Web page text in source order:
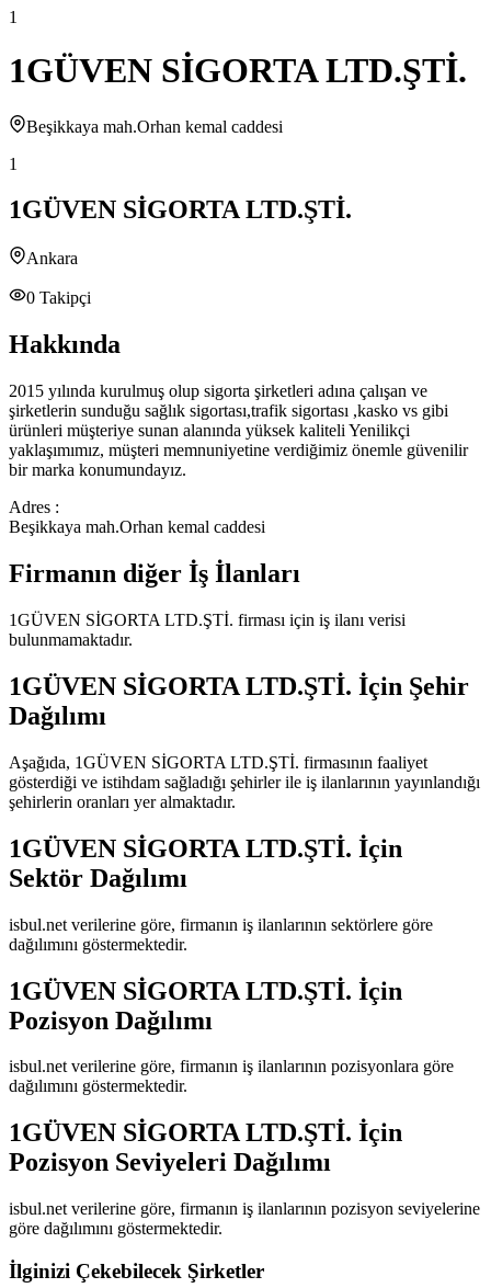
1
1GÜVEN SİGORTA LTD.ŞTİ.
Beşikkaya mah.Orhan kemal caddesi
1
1GÜVEN SİGORTA LTD.ŞTİ.
Ankara
0 Takipçi
Hakkında
2015 yılında kurulmuş olup sigorta şirketleri adına çalışan ve
şirketlerin sunduğu sağlık sigortası,trafik sigortası ,kasko vs gibi
ürünleri müşteriye sunan alanında yüksek kaliteli Yenilikçi
yaklaşımımız, müşteri memnuniyetine verdiğimiz önemle güvenilir
bir marka konumundayız.
Adres :
Beşikkaya mah.Orhan kemal caddesi
Firmanın diğer İş İlanları
1GÜVEN SİGORTA LTD.ŞTİ. firması için iş ilanı verisi
bulunmamaktadır.
1GÜVEN SİGORTA LTD.ŞTİ. İçin Şehir
Dağılımı
Aşağıda, 1GÜVEN SİGORTA LTD.ŞTİ. firmasının faaliyet
gösterdiği ve istihdam sağladığı şehirler ile iş ilanlarının yayınlandığı
şehirlerin oranları yer almaktadır.
1GÜVEN SİGORTA LTD.ŞTİ. İçin
Sektör Dağılımı
isbul.net verilerine göre, firmanın iş ilanlarının sektörlere göre
dağılımını göstermektedir.
1GÜVEN SİGORTA LTD.ŞTİ. İçin
Pozisyon Dağılımı
isbul.net verilerine göre, firmanın iş ilanlarının pozisyonlara göre
dağılımını göstermektedir.
1GÜVEN SİGORTA LTD.ŞTİ. İçin
Pozisyon Seviyeleri Dağılımı
isbul.net verilerine göre, firmanın iş ilanlarının pozisyon seviyelerine
göre dağılımını göstermektedir.
İlginizi Çekebilecek Şirketler